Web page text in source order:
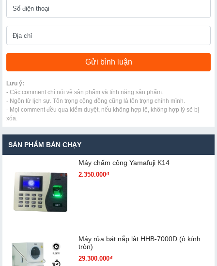
Lưu ý:
- Các comment chỉ nói về sản phẩm và tính năng sản phẩm.
- Ngôn từ lịch sự. Tôn trọng cộng đồng cũng là tôn trọng chính mình.
- Mọi comment đều qua kiểm duyệt, nếu không hợp lệ, không hợp lý sẽ bị
xóa.
SẢN PHẨM BÁN CHẠY
Máy chấm cô​ng Yamafuji K14
2.350.000₫
Máy rửa bát nắp lật HHB-7000D (ô kính
tròn)
29.300.000₫